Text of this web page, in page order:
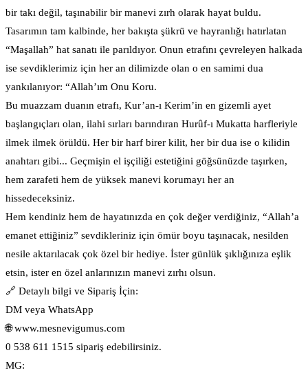
bir takı değil, taşınabilir bir manevi zırh olarak hayat buldu.
Tasarımın tam kalbinde, her bakışta şükrü ve hayranlığı hatırlatan
“Maşallah” hat sanatı ile parıldıyor. Onun etrafını çevreleyen halkada
ise sevdiklerimiz için her an dilimizde olan o en samimi dua
yankılanıyor: “Allah’ım Onu Koru.
Bu muazzam duanın etrafı, Kur’an-ı Kerim’in en gizemli ayet
başlangıçları olan, ilahi sırları barındıran Hurûf-ı Mukatta harfleriyle
ilmek ilmek örüldü. Her bir harf birer kilit, her bir dua ise o kilidin
anahtarı gibi... Geçmişin el işçiliği estetiğini göğsünüzde taşırken,
hem zarafeti hem de yüksek manevi korumayı her an
hissedeceksiniz.
Hem kendiniz hem de hayatınızda en çok değer verdiğiniz, “Allah’a
emanet ettiğiniz” sevdikleriniz için ömür boyu taşınacak, nesilden
nesile aktarılacak çok özel bir hediye. İster günlük şıklığınıza eşlik
etsin, ister en özel anlarınızın manevi zırhı olsun.
🔗 Detaylı bilgi ve Sipariş İçin:
DM veya WhatsApp
🌐 www.mesnevigumus.com
0 538 611 1515 sipariş edebilirsiniz.
MG: